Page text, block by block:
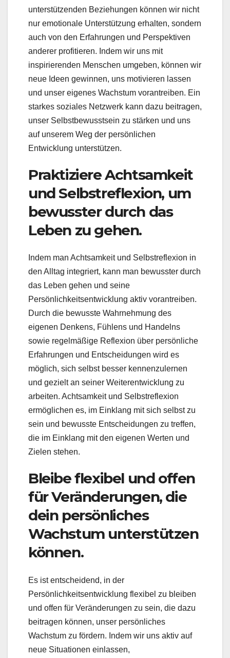
unterstützenden Beziehungen können wir nicht
nur emotionale Unterstützung erhalten, sondern
auch von den Erfahrungen und Perspektiven
anderer profitieren. Indem wir uns mit
inspirierenden Menschen umgeben, können wir
neue Ideen gewinnen, uns motivieren lassen
und unser eigenes Wachstum vorantreiben. Ein
starkes soziales Netzwerk kann dazu beitragen,
unser Selbstbewusstsein zu stärken und uns
auf unserem Weg der persönlichen
Entwicklung unterstützen.
Praktiziere Achtsamkeit
und Selbstreflexion, um
bewusster durch das
Leben zu gehen.
Indem man Achtsamkeit und Selbstreflexion in
den Alltag integriert, kann man bewusster durch
das Leben gehen und seine
Persönlichkeitsentwicklung aktiv vorantreiben.
Durch die bewusste Wahrnehmung des
eigenen Denkens, Fühlens und Handelns
sowie regelmäßige Reflexion über persönliche
Erfahrungen und Entscheidungen wird es
möglich, sich selbst besser kennenzulernen
und gezielt an seiner Weiterentwicklung zu
arbeiten. Achtsamkeit und Selbstreflexion
ermöglichen es, im Einklang mit sich selbst zu
sein und bewusste Entscheidungen zu treffen,
die im Einklang mit den eigenen Werten und
Zielen stehen.
Bleibe flexibel und offen
für Veränderungen, die
dein persönliches
Wachstum unterstützen
können.
Es ist entscheidend, in der
Persönlichkeitsentwicklung flexibel zu bleiben
und offen für Veränderungen zu sein, die dazu
beitragen können, unser persönliches
Wachstum zu fördern. Indem wir uns aktiv auf
neue Situationen einlassen,